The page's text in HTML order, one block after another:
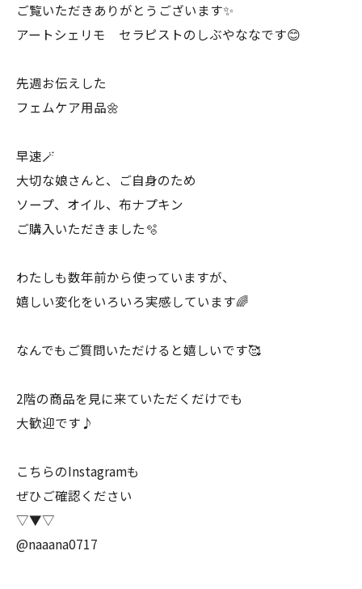
ご覧いただきありがとうございます✨
アートシェリモ セラピストのしぶやななです😊
先週お伝えした
フェムケア用品🌼
早速🪄
大切な娘さんと、ご自身のため
ソープ、オイル、布ナプキン
ご購入いただきました🫧
わたしも数年前から使っていますが、
嬉しい変化をいろいろ実感しています🌈
なんでもご質問いただけると嬉しいです🥰
2階の商品を見に来ていただくだけでも
大歓迎です♪
こちらのInstagramも
ぜひご確認ください
▽▼▽
@naaana0717